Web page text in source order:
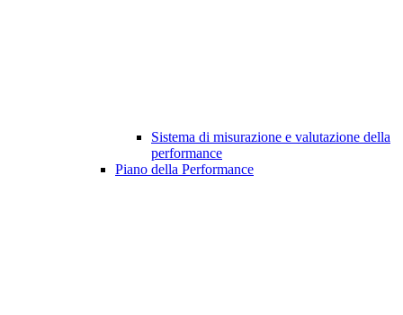
Sistema di misurazione e valutazione della
performance
Piano della Performance